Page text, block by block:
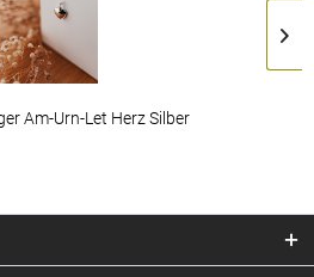
Am-Urn-Let Herz Silber